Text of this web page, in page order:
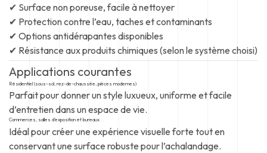
✔ Surface non poreuse, facile à nettoyer
✔ Protection contre l’eau, taches et contaminants
✔ Options antidérapantes disponibles
✔ Résistance aux produits chimiques (selon le système choisi)
Applications courantes
Résidentiel (sous-sol, rez-de-chaussée, pièces modernes)
Parfait pour donner un style luxueux, uniforme et facile
d’entretien dans un espace de vie.
Commerces, salles d’exposition et bureaux
Idéal pour créer une expérience visuelle forte tout en
conservant une surface robuste pour l’achalandage.